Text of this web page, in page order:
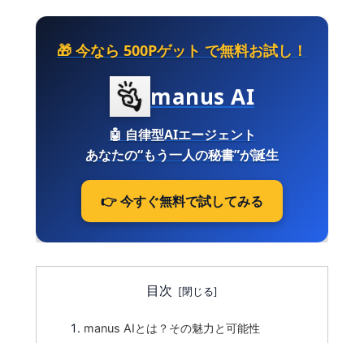
🎁 今なら 500Pゲット で無料お試し！
manus AI
🤖 自律型AIエージェント
あなたの“もう一人の秘書”が誕生
👉 今すぐ無料で試してみる
目次
manus AIとは？その魅力と可能性